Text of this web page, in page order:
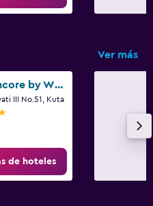
Ver más
Ramada Encore by Wyndham Seminyak Bali
III No.51, Kuta
de hoteles